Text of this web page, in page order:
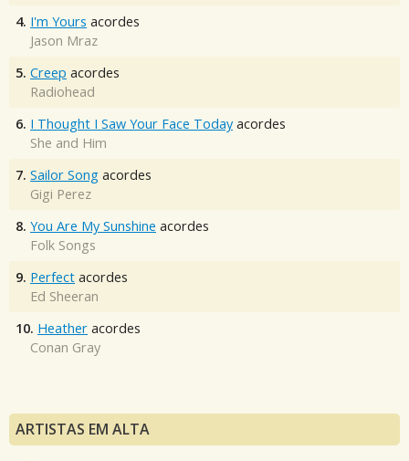
4. I'm Yours acordes
Jason Mraz
5. Creep acordes
Radiohead
6. I Thought I Saw Your Face Today acordes
She and Him
7. Sailor Song acordes
Gigi Perez
8. You Are My Sunshine acordes
Folk Songs
9. Perfect acordes
Ed Sheeran
10. Heather acordes
Conan Gray
ARTISTAS EM ALTA